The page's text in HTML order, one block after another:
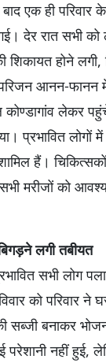
एक ही परिवार
देर रात सभी को
शिकायत होने
आनन-फानन
लेकर
प्रभावित लोगों में
हैं।
मरीजों को
लगी तबीयत
सभी लोग
को परिवार
बनाकर
नहीं हुई,